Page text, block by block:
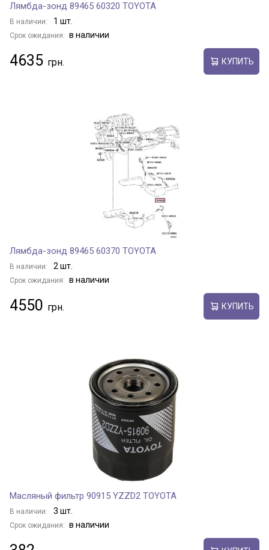
Лямбда-зонд 89465 60320 TOYOTA
В наличии: 1 шт.
Срок ожидания: в наличии
4635 КУПИТЬ
Лямбда-зонд 89465 60370 TOYOTA
В наличии: 2 шт.
Срок ожидания: в наличии
4550 КУПИТЬ
Масляный фильтр 90915 YZZD2 TOYOTA
В наличии: 3 шт.
Срок ожидания: в наличии